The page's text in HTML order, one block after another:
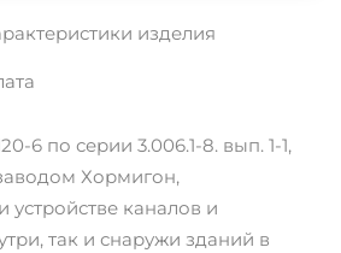
F150
0\,53
Хормигон
изделия
6 по серии 3.006.1-8. вып. 1-1,
Хормигон,
устройстве каналов и
так и снаружи зданий в